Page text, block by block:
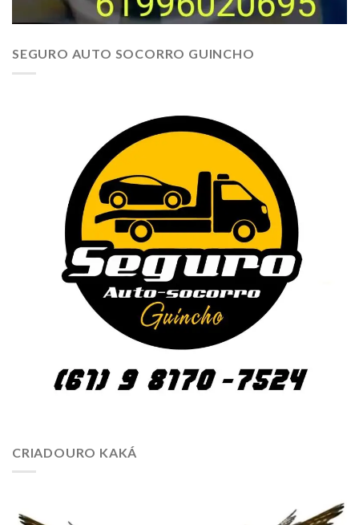
SEGURO AUTO SOCORRO GUINCHO
CRIADOURO KAKÁ